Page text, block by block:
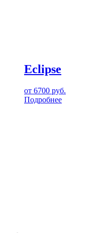
Eclipse
от 6700 руб.
Подробнее